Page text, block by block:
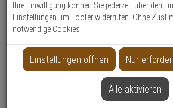
Suche
Vorhangschloss - Modell: Messing 85,
Einsatzbereich: Taschen, Koffern,
Toren, Schränken, Spinden,
Schuppen, Schaltanlagen, Schranken
Absicherung von mittleren Werten /
durchschnittlichem Diebstahlrisiko
Ihre Einwilligung können Sie jederzeit über den
Einstellungen“ im Footer widerrufen. Ohne
notwendige Cookies.
Einstellungen öffnen Nur
Alle aktivieren